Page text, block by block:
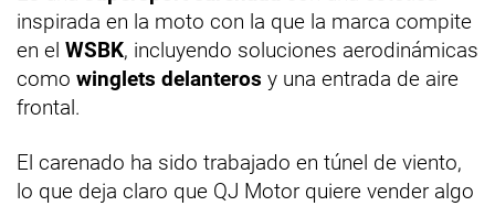
inspirada en la moto con la que la marca compite
en el WSBK, incluyendo soluciones aerodinámicas
como winglets delanteros y una entrada de aire
frontal.
El carenado ha sido trabajado en túnel de viento,
lo que deja claro que QJ Motor quiere vender algo